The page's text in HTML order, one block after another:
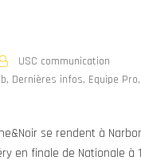
USC communication
, Dernières infos, Equipe Pro,
se rendent à
en finale de Nationale à